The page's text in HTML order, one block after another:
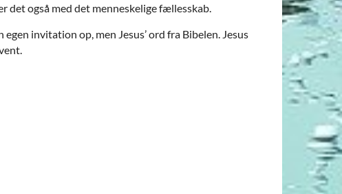
det også med det menneskelige fællesskab.
invitation op, men Jesus’ ord fra Bibelen. Jesus